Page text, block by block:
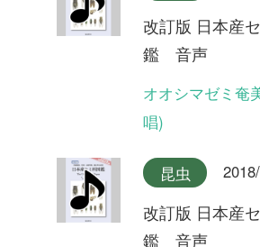
タイワンヒグラシ(合唱)
昆虫 2018/07/06
鑑 音声
タイワンヒグラシ
昆虫 2018/07/06
改訂版 日本産セミ科図
鑑 音声